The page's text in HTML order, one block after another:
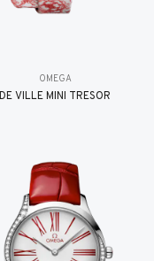
OMEGA
DE VILLE MINI TRÉSOR